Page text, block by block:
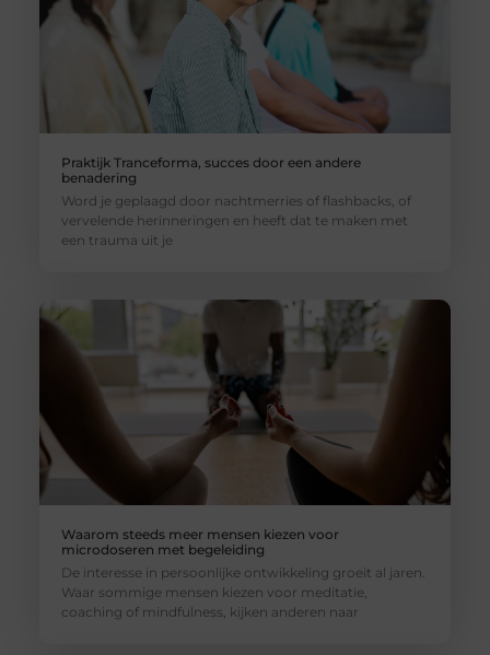
Praktijk Tranceforma, succes door een andere
benadering
Word je geplaagd door nachtmerries of flashbacks, of
vervelende herinneringen en heeft dat te maken met
een trauma uit je
Waarom steeds meer mensen kiezen voor
microdoseren met begeleiding
De interesse in persoonlijke ontwikkeling groeit al jaren.
Waar sommige mensen kiezen voor meditatie,
coaching of mindfulness, kijken anderen naar